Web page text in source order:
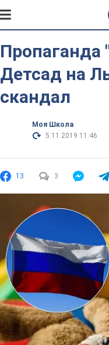
Пропаганда
Детсад на
скандал
Моя Школа
5.11.2019 11:46
13 3